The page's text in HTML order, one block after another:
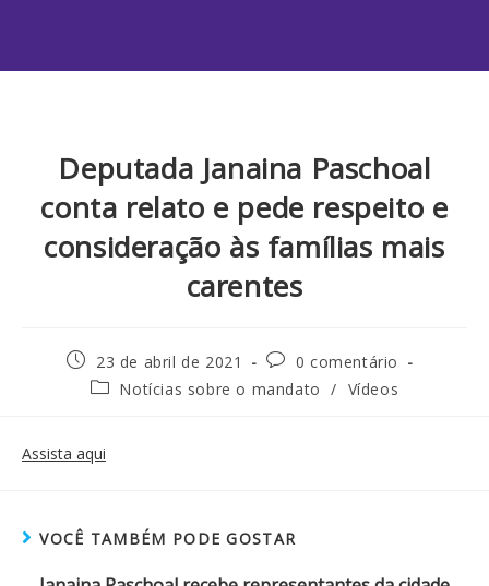
Deputada Janaina Paschoal
conta relato e pede respeito e
consideração às famílias mais
carentes
23 de abril de 2021
0 comentário
Notícias sobre o mandato / Vídeos
Assista aqui
VOCÊ TAMBÉM PODE GOSTAR